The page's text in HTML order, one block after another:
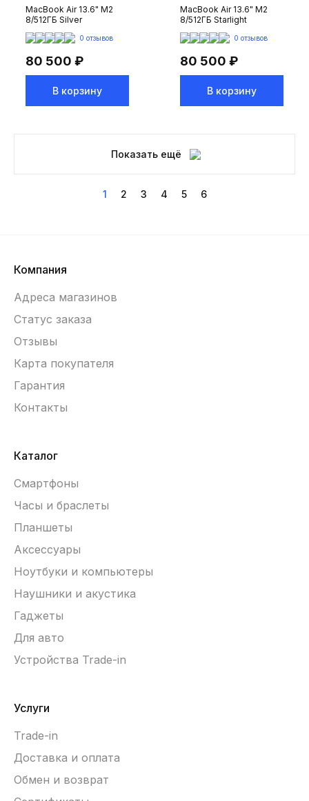
MacBook Air 13.6" M2
8/512ГБ Silver
0 отзывов
80 500 ₽
В корзину
MacBook Air 13.6" M2
8/512ГБ Starlight
0 отзывов
80 500 ₽
В корзину
Показать ещё
1 2 3 4 5 6
Компания
Адреса магазинов
Статус заказа
Отзывы
Карта покупателя
Гарантия
Контакты
Каталог
Смартфоны
Часы и браслеты
Планшеты
Аксессуары
Ноутбуки и компьютеры
Наушники и акустика
Гаджеты
Для авто
Устройства Trade-in
Услуги
Trade-in
Доставка и оплата
Обмен и возврат